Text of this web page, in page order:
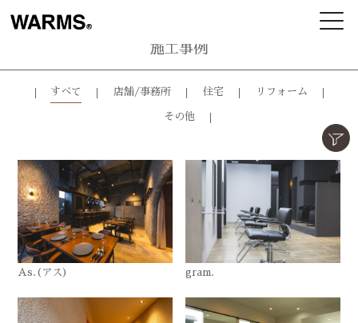
施工事例
すべて 店舗/事務所 住宅 リフォーム
その他
As.(アス) gram.